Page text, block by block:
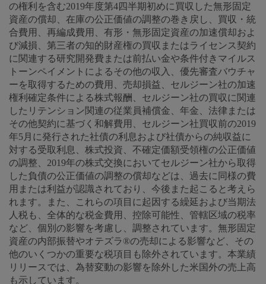
の権利を含む2019年度第4四半期初めに買収した無形固定
資産の償却、在庫の公正価値の調整の巻き戻し、買収・統
合費用、再編成費用、有形・無形固定資産の加速償却およ
び減損、第三者の知的財産権の買収またはライセンス契約
に関連する研究開発費または前払い金や条件付きマイルス
トーンペイメントによるその他の収入、優先審査バウチャ
ーを取得するための費用、売却損益、セルジーン社の加速
権利確定条件による株式報酬、セルジーン社の買収に関連
したリテンション関連の従業員補償金、年金、法律または
その他契約に基づく和解費用、セルジーン社買収前の2019
年5月に発行された社債の利息および社債からの純収益に
対する受取利息、株式投資、不確定価額受領権の公正価値
の調整、2019年の株式交換においてセルジーン社から取得
した負債の公正価値の調整の償却などは、過去に同様の費
用または利益が認識されており、今後また起こると考えら
れます。また、これらの項目に起因する繰延および当期法
人税も、全体的な税金費用、控除可能性、管轄区域の税率
など、個別の影響を考慮し、調整されています。無形固定
資産の内部振替やオテズラ®の売却による影響など、その
他のいくつかの重要な税項目も除外されています。本業績
リリースでは、為替変動の影響を除外した米国外の売上高
も示しています。